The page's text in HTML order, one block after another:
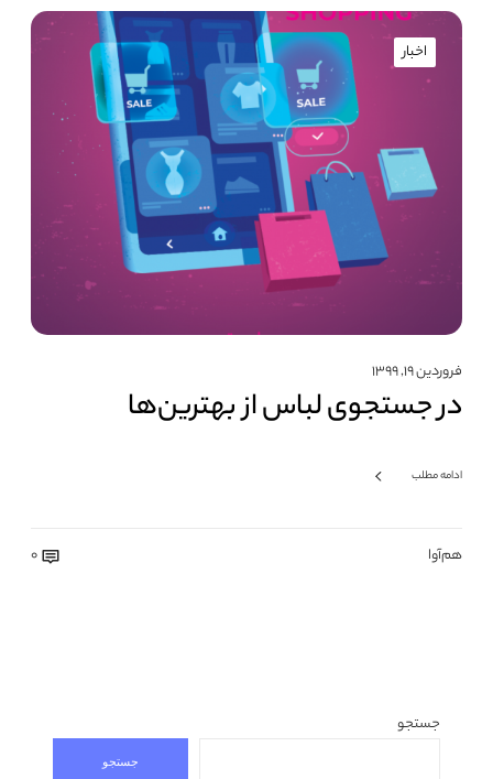
اخبار
فروردین ۱۹, ۱۳۹۹
در جستجوی لباس از بهترین‌ها
ادامه مطلب
هم‌آوا 0
جستجو
جستجو